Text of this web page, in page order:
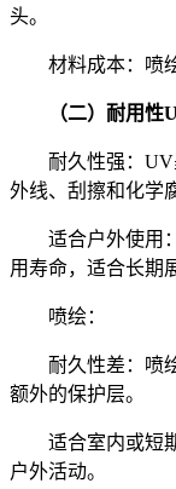
头。
材料成本：喷绘
（二）耐用性
耐久性强：UV
外线、刮擦和化学
适合户外使用：
用寿命，适合长期
喷绘：
耐久性差：喷绘
额外的保护层。
适合室内或短期
户外活动。